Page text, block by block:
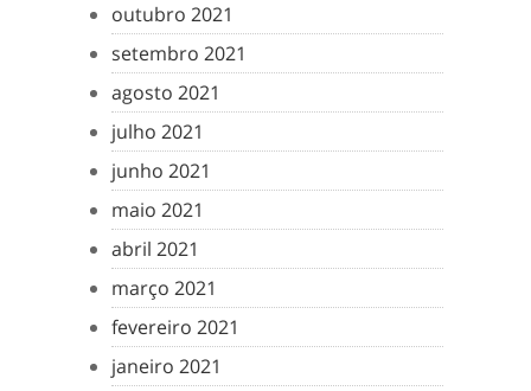
outubro 2021
setembro 2021
agosto 2021
julho 2021
junho 2021
maio 2021
abril 2021
março 2021
fevereiro 2021
janeiro 2021